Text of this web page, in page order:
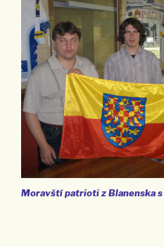
Moravští patrioti z Blanenska